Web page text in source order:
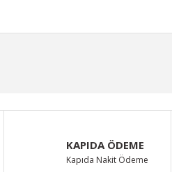
kullanarak tarafımıza iletebilirsiniz.
KAPIDA ÖDEME
Kapıda Nakit Ödeme